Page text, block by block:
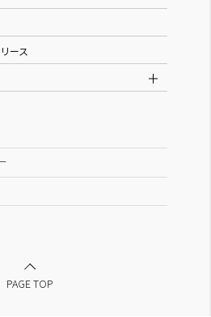
ース
PAGE TOP